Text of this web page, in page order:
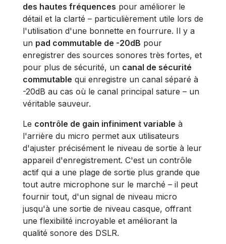
des hautes fréquences pour améliorer le
détail et la clarté – particulièrement utile lors de
l'utilisation d'une bonnette en fourrure. Il y a
un pad commutable de -20dB pour
enregistrer des sources sonores très fortes, et
pour plus de sécurité, un canal de sécurité
commutable qui enregistre un canal séparé à
-20dB au cas où le canal principal sature – un
véritable sauveur.
Le contrôle de gain infiniment variable à
l'arrière du micro permet aux utilisateurs
d'ajuster précisément le niveau de sortie à leur
appareil d'enregistrement. C'est un contrôle
actif qui a une plage de sortie plus grande que
tout autre microphone sur le marché – il peut
fournir tout, d'un signal de niveau micro
jusqu'à une sortie de niveau casque, offrant
une flexibilité incroyable et améliorant la
qualité sonore des DSLR.